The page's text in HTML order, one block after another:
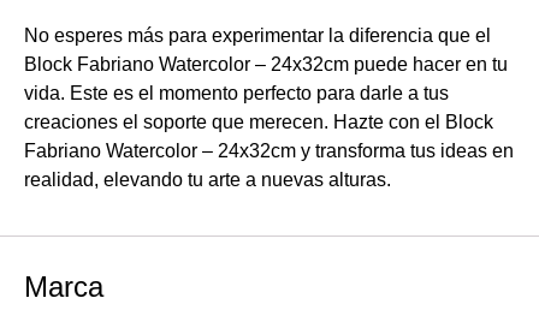
No esperes más para experimentar la diferencia que el
Block Fabriano Watercolor – 24x32cm puede hacer en tu
vida. Este es el momento perfecto para darle a tus
creaciones el soporte que merecen. Hazte con el Block
Fabriano Watercolor – 24x32cm y transforma tus ideas en
realidad, elevando tu arte a nuevas alturas.
Marca